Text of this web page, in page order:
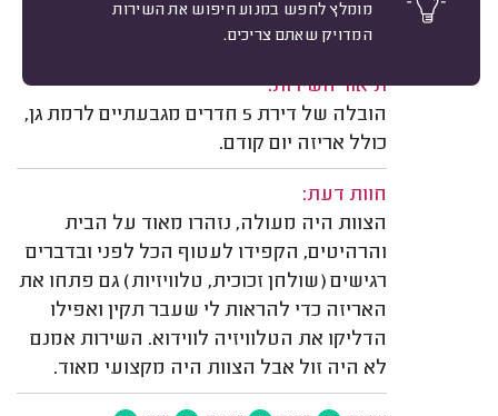
מומלץ לחפש במנוע חיפוש את השירות
המדויק שאתם צריכים.
ערן בראון, גבעתיים.
משוב: 03/08/2026
תיאור השירות:
הובלה של דירת 5 חדרים מגבעתיים לרמת גן,
כולל אריזה יום קודם.
חוות דעת:
הצוות היה מעולה, נזהרו מאוד על הבית
והרהיטים, הקפידו לעטוף הכל לפני ובדברים
רגישים (שולחן זכוכית, טלוויזיות) גם פתחו את
האריזה כדי להראות לי שעבר תקין ואפילו
הדליקו את הטלוויזיה לווידוא. השירות אמנם
לא היה זול אבל הצוות היה מקצועי מאוד.
10